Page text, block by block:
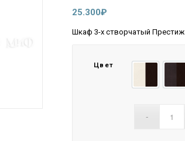
25.300₽
Шкаф 3-х створчатый Престиж
Цвет